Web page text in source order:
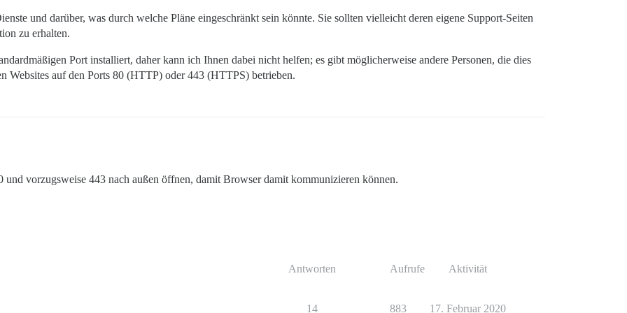
und darüber, was durch welche Pläne eingeschränkt sein könnte. Sie sollten vielleicht deren eigene Support-Seiten
zu erhalten.
Port installiert, daher kann ich Ihnen dabei nicht helfen; es gibt möglicherweise andere Personen, die dies
Websites auf den Ports 80 (HTTP) oder 443 (HTTPS) betrieben.
und vorzugsweise 443 nach außen öffnen, damit Browser damit kommunizieren können.
Antworten Aufrufe Aktivität
14 883 17. Februar 2020